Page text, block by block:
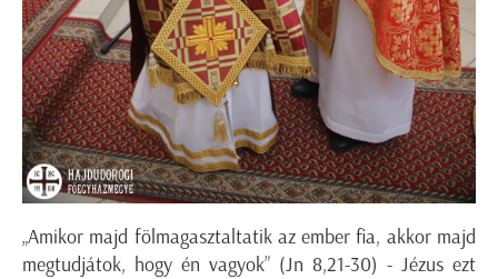
„Amikor majd fölmagasztaltatik az ember fia, akkor majd
megtudjátok, hogy én vagyok” (Jn 8,21-30) - Jézus ezt